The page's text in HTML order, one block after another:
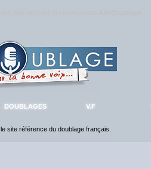
DOUBLAGES V.F
, le site référence du doublage français.